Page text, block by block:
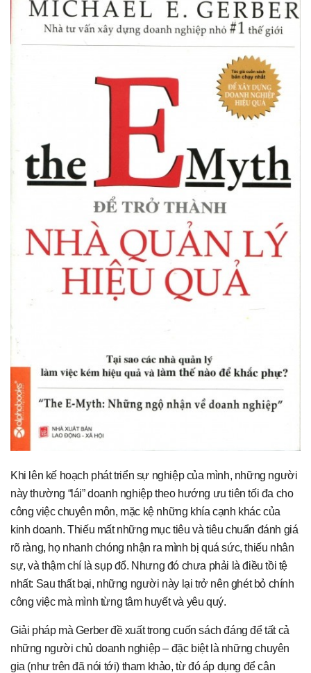
Khi lên kế hoạch phát triển sự nghiệp của mình, những người
này thường “lái” doanh nghiệp theo hướng ưu tiên tối đa cho
công việc chuyên môn, mặc kệ những khía cạnh khác của
kinh doanh. Thiếu mất những mục tiêu và tiêu chuẩn đánh giá
rõ ràng, họ nhanh chóng nhận ra mình bị quá sức, thiếu nhân
sự, và thậm chí là sụp đổ. Nhưng đó chưa phải là điều tồi tệ
nhất: Sau thất bại, những người này lại trở nên ghét bỏ chính
công việc mà mình từng tâm huyết và yêu quý.
Giải pháp mà Gerber đề xuất trong cuốn sách đáng để tất cả
những người chủ doanh nghiệp – đặc biệt là những chuyên
gia (như trên đã nói tới) tham khảo, từ đó áp dụng để cân